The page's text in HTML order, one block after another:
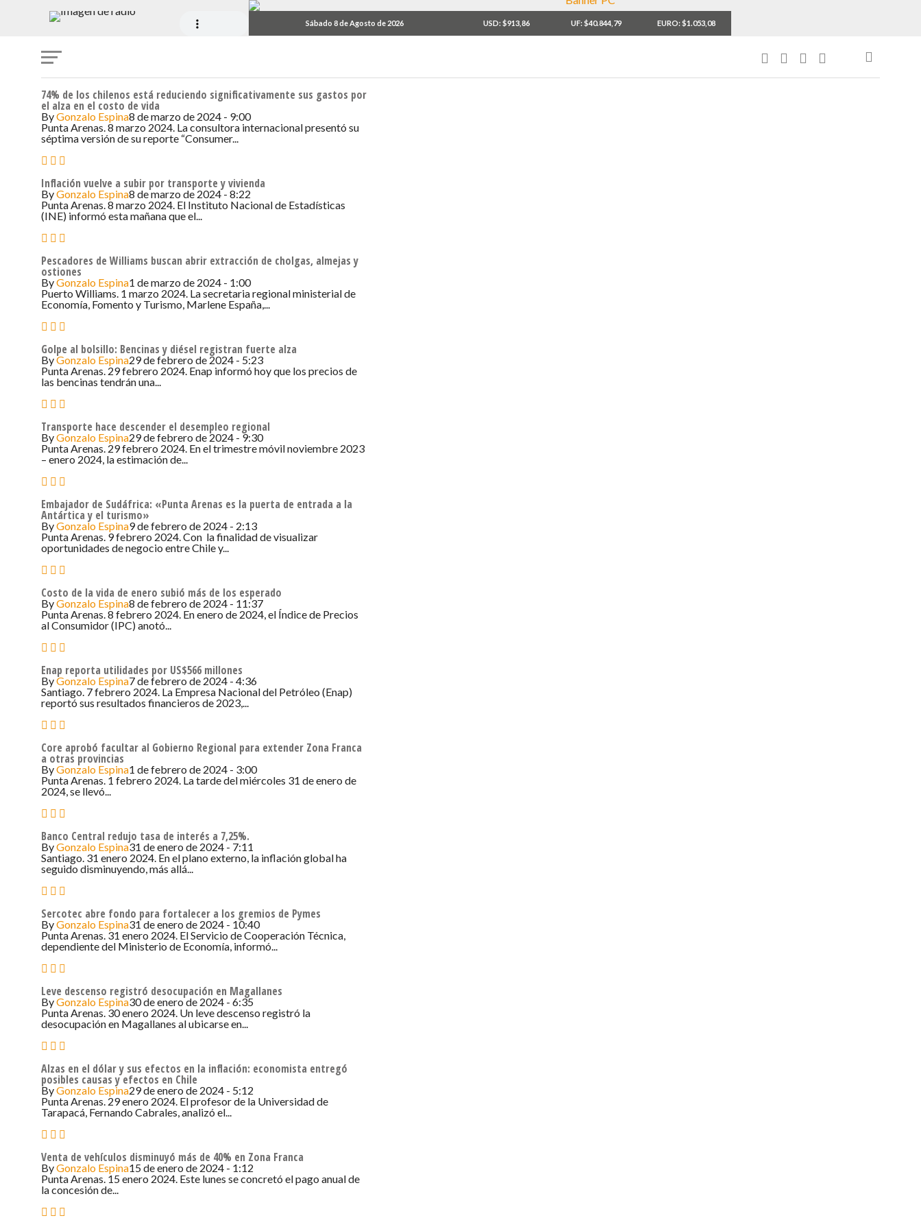
Sábado 8 de Agosto de 2026 USD: $913,86 UF: $40.844,79 EURO: $1.053,08
74% de los chilenos está reduciendo significativamente sus gastos por
el alza en el costo de vida
ByGonzalo Espina8 de marzo de 2024 - 9:00
Punta Arenas. 8 marzo 2024. La consultora internacional presentó su
séptima versión de su reporte “Consumer...
Inflación vuelve a subir por transporte y vivienda
ByGonzalo Espina8 de marzo de 2024 - 8:22
Punta Arenas. 8 marzo 2024. El Instituto Nacional de Estadísticas
(INE) informó esta mañana que el...
Pescadores de Williams buscan abrir extracción de cholgas, almejas y
ostiones
ByGonzalo Espina1 de marzo de 2024 - 1:00
Puerto Williams. 1 marzo 2024. La secretaria regional ministerial de
Economía, Fomento y Turismo, Marlene España,...
Golpe al bolsillo: Bencinas y diésel registran fuerte alza
ByGonzalo Espina29 de febrero de 2024 - 5:23
Punta Arenas. 29 febrero 2024. Enap informó hoy que los precios de
las bencinas tendrán una...
Transporte hace descender el desempleo regional
ByGonzalo Espina29 de febrero de 2024 - 9:30
Punta Arenas. 29 febrero 2024. En el trimestre móvil noviembre 2023
– enero 2024, la estimación de...
Embajador de Sudáfrica: «Punta Arenas es la puerta de entrada a la
Antártica y el turismo»
ByGonzalo Espina9 de febrero de 2024 - 2:13
Punta Arenas. 9 febrero 2024. Con la finalidad de visualizar
oportunidades de negocio entre Chile y...
Costo de la vida de enero subió más de los esperado
ByGonzalo Espina8 de febrero de 2024 - 11:37
Punta Arenas. 8 febrero 2024. En enero de 2024, el Índice de Precios
al Consumidor (IPC) anotó...
Enap reporta utilidades por US$566 millones
ByGonzalo Espina7 de febrero de 2024 - 4:36
Santiago. 7 febrero 2024. La Empresa Nacional del Petróleo (Enap)
reportó sus resultados financieros de 2023,...
Core aprobó facultar al Gobierno Regional para extender Zona Franca
a otras provincias
ByGonzalo Espina1 de febrero de 2024 - 3:00
Punta Arenas. 1 febrero 2024. La tarde del miércoles 31 de enero de
2024, se llevó...
Banco Central redujo tasa de interés a 7,25%.
ByGonzalo Espina31 de enero de 2024 - 7:11
Santiago. 31 enero 2024. En el plano externo, la inflación global ha
seguido disminuyendo, más allá...
Sercotec abre fondo para fortalecer a los gremios de Pymes
ByGonzalo Espina31 de enero de 2024 - 10:40
Punta Arenas. 31 enero 2024. El Servicio de Cooperación Técnica,
dependiente del Ministerio de Economía, informó...
Leve descenso registró desocupación en Magallanes
ByGonzalo Espina30 de enero de 2024 - 6:35
Punta Arenas. 30 enero 2024. Un leve descenso registró la
desocupación en Magallanes al ubicarse en...
Alzas en el dólar y sus efectos en la inflación: economista entregó
posibles causas y efectos en Chile
ByGonzalo Espina29 de enero de 2024 - 5:12
Punta Arenas. 29 enero 2024. El profesor de la Universidad de
Tarapacá, Fernando Cabrales, analizó el...
Venta de vehículos disminuyó más de 40% en Zona Franca
ByGonzalo Espina15 de enero de 2024 - 1:12
Punta Arenas. 15 enero 2024. Este lunes se concretó el pago anual de
la concesión de...